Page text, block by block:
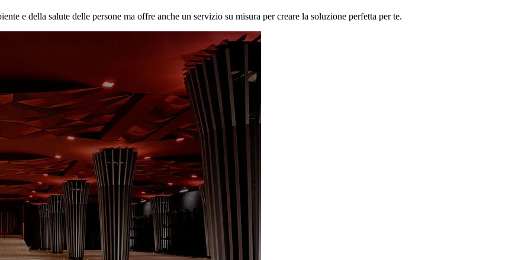
e della salute delle persone ma offre anche un servizio su misura per creare la soluzione perfetta per te.